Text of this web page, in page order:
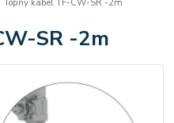
Topný kabel TF-CW-SR -2m
SR -2m